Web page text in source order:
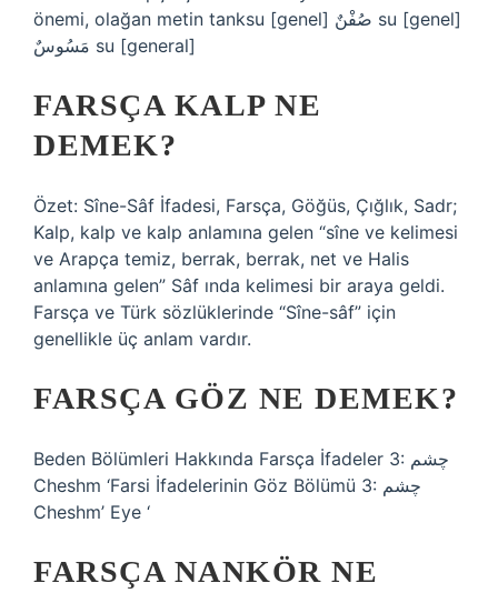
önemi, olağan metin tanksu [genel] صُفْنٌ su [genel]
مَسُوسٌ su [general]
FARSÇA KALP NE
DEMEK?
Özet: Sîne-Sâf İfadesi, Farsça, Göğüs, Çığlık, Sadr;
Kalp, kalp ve kalp anlamına gelen “sîne ve kelimesi
ve Arapça temiz, berrak, berrak, net ve Halis
anlamına gelen” Sâf ında kelimesi bir araya geldi.
Farsça ve Türk sözlüklerinde “Sîne-sâf” için
genellikle üç anlam vardır.
FARSÇA GÖZ NE DEMEK?
Beden Bölümleri Hakkında Farsça İfadeler 3: چشم
Cheshm ‘Farsi İfadelerinin Göz Bölümü 3: چشم
Cheshm’ Eye ‘
FARSÇA NANKÖR NE